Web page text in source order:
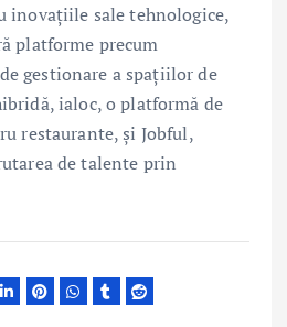
inovațiile sale tehnologice,
platforme precum
gestionare a spațiilor de
ialoc, o platformă de
restaurante, și Jobful,
de talente prin